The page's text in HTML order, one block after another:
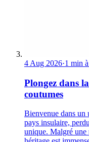
4 Aug 2026·1 min
Plongez dans
coutumes
Bienvenue dans un
pays insulaire,
unique. Malgré une